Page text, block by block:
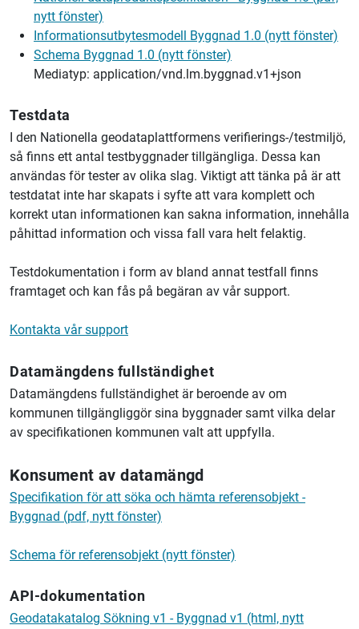
nytt fönster)
Informationsutbytesmodell Byggnad 1.0 (nytt fönster)
Schema Byggnad 1.0 (nytt fönster)
Mediatyp: application/vnd.lm.byggnad.v1+json
Testdata
I den Nationella geodataplattformens verifierings-/testmiljö,
så finns ett antal testbyggnader tillgängliga. Dessa kan
användas för tester av olika slag. Viktigt att tänka på är att
testdatat inte har skapats i syfte att vara komplett och
korrekt utan informationen kan sakna information, innehålla
påhittad information och vissa fall vara helt felaktig.
Testdokumentation i form av bland annat testfall finns
framtaget och kan fås på begäran av vår support.
Kontakta vår support
Datamängdens fullständighet
Datamängdens fullständighet är beroende av om
kommunen tillgängliggör sina byggnader samt vilka delar
av specifikationen kommunen valt att uppfylla.
Konsument av datamängd
Specifikation för att söka och hämta referensobjekt -
Byggnad (pdf, nytt fönster)
Schema för referensobjekt (nytt fönster)
API-dokumentation
Geodatakatalog Sökning v1 - Byggnad v1 (html, nytt